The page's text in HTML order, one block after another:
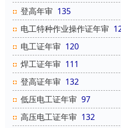
登高年审 135
电工特种作业操作证年审
电工证年审 120
焊工证年审 111
登高证年审 132
低压电工证年审 97
高压电工证年审 132